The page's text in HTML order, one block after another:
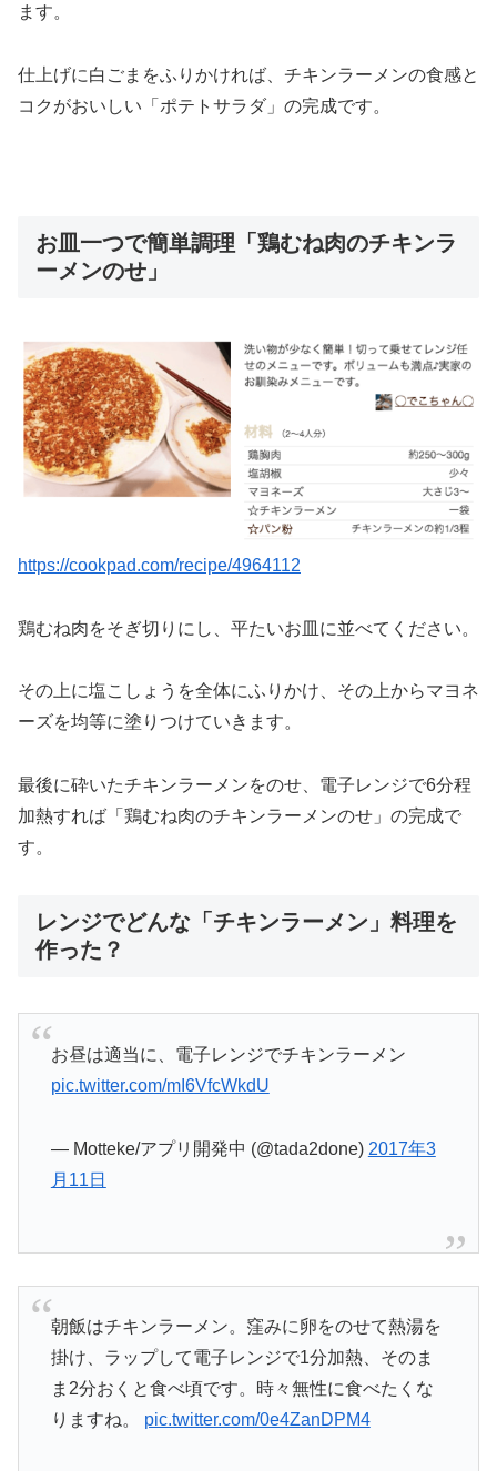
ます。
仕上げに白ごまをふりかければ、チキンラーメンの食感と
コクがおいしい「ポテトサラダ」の完成です。
お皿一つで簡単調理「鶏むね肉のチキンラ
ーメンのせ」
https://cookpad.com/recipe/4964112
鶏むね肉をそぎ切りにし、平たいお皿に並べてください。
その上に塩こしょうを全体にふりかけ、その上からマヨネ
ーズを均等に塗りつけていきます。
最後に砕いたチキンラーメンをのせ、電子レンジで6分程
加熱すれば「鶏むね肉のチキンラーメンのせ」の完成で
す。
レンジでどんな「チキンラーメン」料理を
作った？
お昼は適当に、電子レンジでチキンラーメン
pic.twitter.com/mI6VfcWkdU
— Motteke/アプリ開発中 (@tada2done) 2017年3
月11日
朝飯はチキンラーメン。窪みに卵をのせて熱湯を
掛け、ラップして電子レンジで1分加熱、そのま
ま2分おくと食べ頃です。時々無性に食べたくな
りますね。 pic.twitter.com/0e4ZanDPM4